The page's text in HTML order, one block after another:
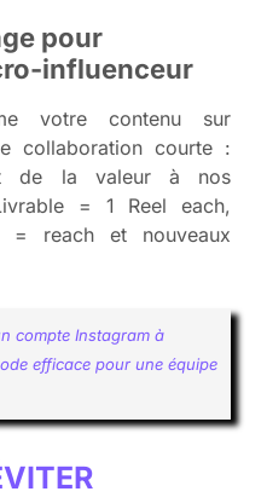
pour
influenceur
votre contenu sur
collaboration courte :
de la valeur à nos
= 1 Reel each,
reach et nouveaux
compte Instagram à
efficace pour une équipe